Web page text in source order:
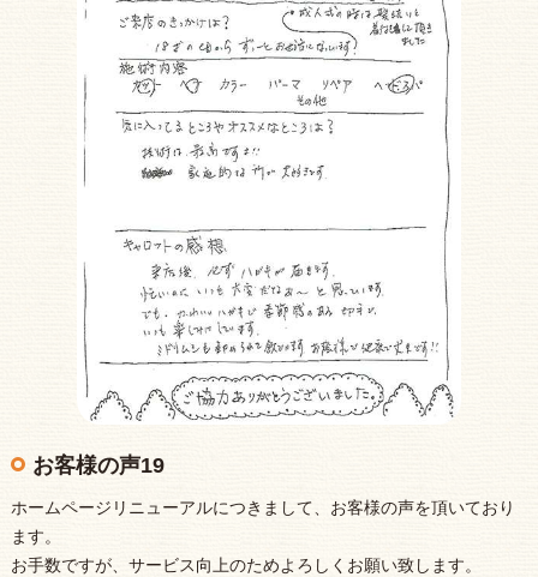
お客様の声19
ホームページリニューアルにつきまして、お客様の声を頂いており
ます。
お手数ですが、サービス向上のためよろしくお願い致します。